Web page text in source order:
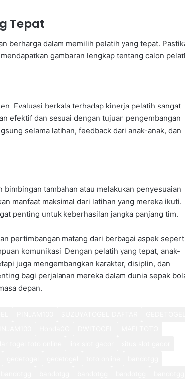
Tepat
berharga dalam memilih pelatih yang tepat.
gambaran lengkap tentang calon
Evaluasi berkala terhadap kinerja pelatih sangat
efektif dan sesuai dengan tujuan pengembangan
selama latihan, feedback dari anak-anak, dan
tambahan atau melakukan penyesuaian
manfaat maksimal dari latihan yang mereka ikuti.
penting untuk keberhasilan jangka panjang tim.
pertimbangan matang dari berbagai aspek seperti
komunikasi. Dengan pelatih yang tepat, anak-
juga mengembangkan karakter, disiplin, dan
bagi perjalanan mereka dalam dunia sepak
depan.